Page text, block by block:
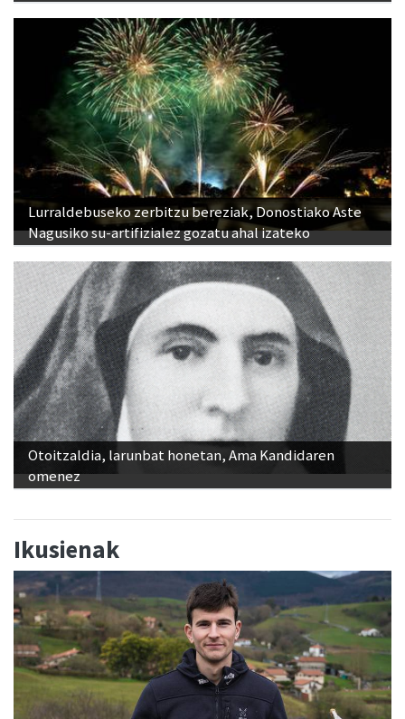
Lurraldebuseko zerbitzu bereziak, Donostiako Aste
Nagusiko su-artifizialez gozatu ahal izateko
Otoitzaldia, larunbat honetan, Ama Kandidaren
omenez
Ikusienak